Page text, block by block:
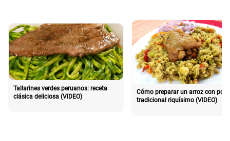
Tallarines verdes peruanos: receta
clásica deliciosa (VIDEO)
Cómo preparar un arroz con pollo
tradicional riquísimo (VIDEO)